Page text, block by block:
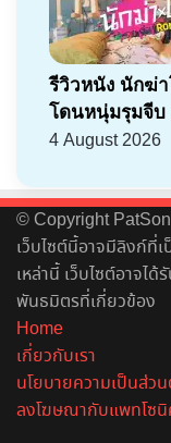
รีวิวหนัง นักฆ่
โดนหนุ่มรุมจีบ
4 August 2026
© Copyright
เว็บไซต์นี้อาจมีลิงก์
เหล่านี้ เว็บไซต์อาจไ
พันธมิตรที่เกี่ยวข้อง
Home
เกี่ยวกับเรา
นโยบายความเป็นส่ว
ลงโฆษณากับแพทโซ